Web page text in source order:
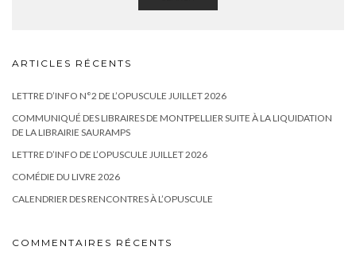
ARTICLES RÉCENTS
LETTRE D’INFO N°2 DE L’OPUSCULE JUILLET 2026
COMMUNIQUÉ DES LIBRAIRES DE MONTPELLIER SUITE À LA LIQUIDATION
DE LA LIBRAIRIE SAURAMPS
LETTRE D’INFO DE L’OPUSCULE JUILLET 2026
COMÉDIE DU LIVRE 2026
CALENDRIER DES RENCONTRES À L’OPUSCULE
COMMENTAIRES RÉCENTS